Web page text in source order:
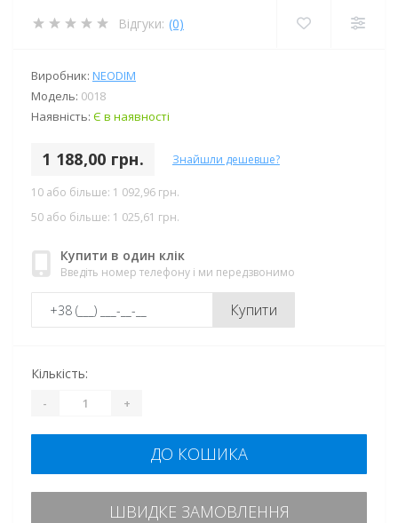
Відгуки: (0)
Виробник: NEODIM
Модель: 0018
Наявність: Є в наявності
1 188,00 грн. Знайшли дешевше?
10 або більше: 1 092,96 грн.
50 або більше: 1 025,61 грн.
Купити в один клік
Введіть номер телефону і ми передзвонимо
Купити
Кількість:
- +
ДО КОШИКА
ШВИДКЕ ЗАМОВЛЕННЯ